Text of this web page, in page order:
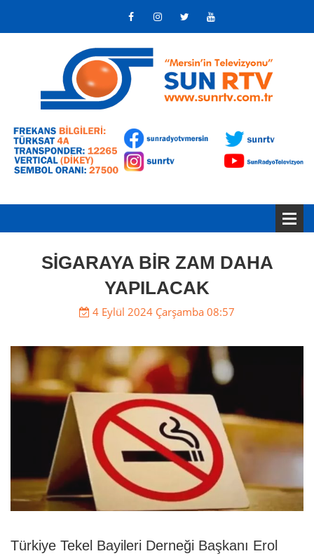
SİGARAYA BİR ZAM DAHA
YAPILACAK
4 Eylül 2024 Çarşamba 08:57
Türkiye Tekel Bayileri Derneği Başkanı Erol